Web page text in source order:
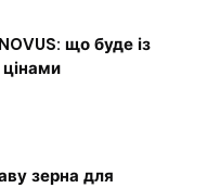
що буде із
зерна для